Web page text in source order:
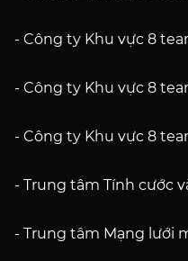
- Công ty Khu vực 8
- Công ty Khu vực 8
- Công ty Khu vực 8
- Trung tâm Tính cước
- Trung tâm Mạng lưới